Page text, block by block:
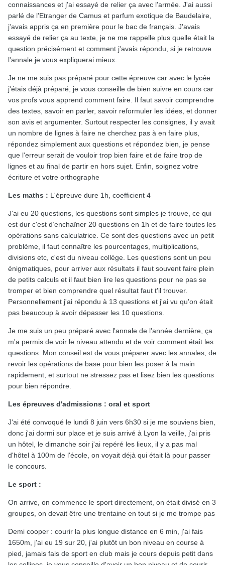
connaissances et j'ai essayé de relier ça avec l'armée. J'ai aussi
parlé de l'Etranger de Camus et parfum exotique de Baudelaire,
j'avais appris ça en première pour le bac de français. J'avais
essayé de relier ça au texte, je ne me rappelle plus quelle était la
question précisément et comment j'avais répondu, si je retrouve
l'annale je vous expliquerai mieux.
Je ne me suis pas préparé pour cette épreuve car avec le lycée
j'étais déjà préparé, je vous conseille de bien suivre en cours car
vos profs vous apprend comment faire. Il faut savoir comprendre
des textes, savoir en parler, savoir reformuler les idées, et donner
son avis et argumenter. Surtout respecter les consignes, il y avait
un nombre de lignes à faire ne cherchez pas à en faire plus,
répondez simplement aux questions et répondez bien, je pense
que l'erreur serait de vouloir trop bien faire et de faire trop de
lignes et au final de partir en hors sujet. Enfin, soignez votre
écriture et votre orthographe
Les maths : L'épreuve dure 1h, coefficient 4
J'ai eu 20 questions, les questions sont simples je trouve, ce qui
est dur c'est d’enchaîner 20 questions en 1h et de faire toutes les
opérations sans calculatrice. Ce sont des questions avec un petit
problème, il faut connaître les pourcentages, multiplications,
divisions etc, c'est du niveau collège. Les questions sont un peu
énigmatiques, pour arriver aux résultats il faut souvent faire plein
de petits calculs et il faut bien lire les questions pour ne pas se
tromper et bien comprendre quel résultat faut t'il trouver.
Personnellement j'ai répondu à 13 questions et j'ai vu qu'on était
pas beaucoup à avoir dépasser les 10 questions.
Je me suis un peu préparé avec l'annale de l'année dernière, ça
m'a permis de voir le niveau attendu et de voir comment était les
questions. Mon conseil est de vous préparer avec les annales, de
revoir les opérations de base pour bien les poser à la main
rapidement, et surtout ne stressez pas et lisez bien les questions
pour bien répondre.
Les épreuves d'admissions : oral et sport
J'ai été convoqué le lundi 8 juin vers 6h30 si je me souviens bien,
donc j'ai dormi sur place et je suis arrivé à Lyon la veille, j'ai pris
un hôtel, le dimanche soir j'ai repéré les lieux, il y a pas mal
d'hôtel à 100m de l'école, on voyait déjà qui était là pour passer
le concours.
Le sport :
On arrive, on commence le sport directement, on était divisé en 3
groupes, on devait être une trentaine en tout si je me trompe pas
Demi cooper : courir la plus longue distance en 6 min, j'ai fais
1650m, j'ai eu 19 sur 20, j'ai plutôt un bon niveau en course à
pied, jamais fais de sport en club mais je cours depuis petit dans